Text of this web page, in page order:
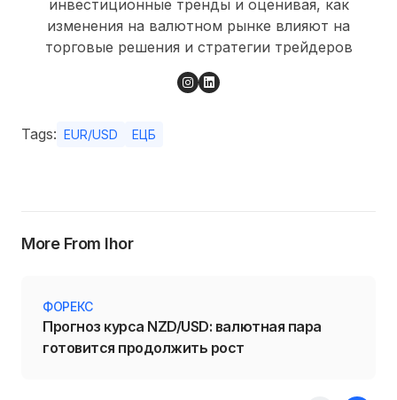
инвестиционные тренды и оценивая, как
изменения на валютном рынке влияют на
торговые решения и стратегии трейдеров
Tags: EUR/USD ЕЦБ
More From Ihor
ФОРЕКС
Прогноз курса NZD/USD: валютная пара
готовится продолжить рост